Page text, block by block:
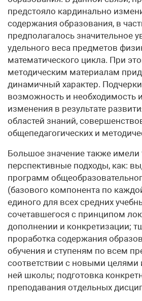
предстояло кардинально
содержания образования, в
предполагалось значительное
удельного веса предметов
математического цикла. При
методическим материалам
динамичный характер.
возможность и необходимость
изменения в результате
областей знаний,
общепедагогических и
Большое значение также имели
перспективные подходы, как:
программ
(базового компонента по
единого для всех средних
сочетавшегося с принципом
дополнении и конкретизации;
проработка содержания
обучения и ступеням по всем
соответствии с новыми
ней школы; подготовка
преподавания отдельных